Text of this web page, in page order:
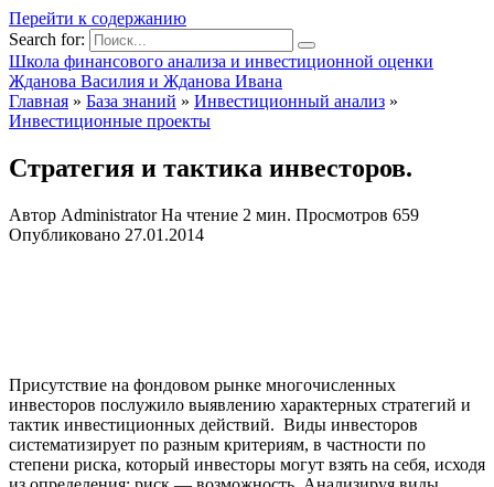
Перейти к содержанию
Search for:
Школа финансового анализа и инвестиционной оценки
Жданова Василия и Жданова Ивана
Главная » База знаний » Инвестиционный анализ »
Инвестиционные проекты
Стратегия и тактика инвесторов.
Автор Administrator На чтение 2 мин. Просмотров 659
Опубликовано 27.01.2014
Присутствие на фондовом рынке многочисленных
инвесторов послужило выявлению характерных стратегий и
тактик инвестиционных действий. Виды инвесторов
систематизирует по разным критериям, в частности по
степени риска, который инвесторы могут взять на себя, исходя